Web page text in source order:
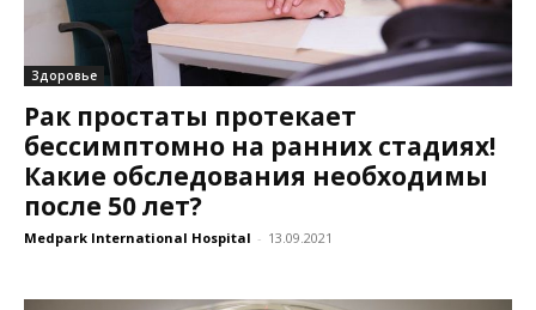
Здоровье
Рак простаты протекает
бессимптомно на ранних стадиях!
Какие обследования необходимы
после 50 лет?
Medpark International Hospital - 13.09.2021